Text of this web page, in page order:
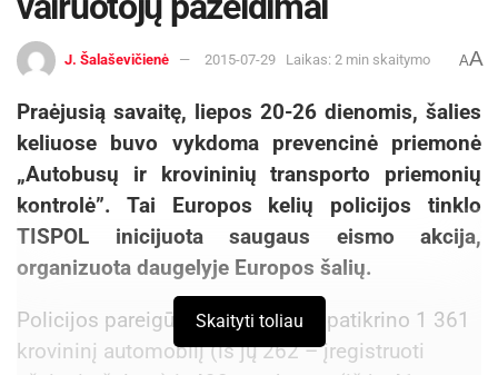
J. Šalaševičienė 2015-07-29 Laikas: 2 min skaitymo AA
Praėjusią savaitę, liepos 20-26 dienomis, šalies
keliuose buvo vykdoma prevencinė priemonė
„Autobusų ir krovininių transporto priemonių
kontrolė”. Tai Europos kelių policijos tinklo
TISPOL inicijuota saugaus eismo akcija,
organizuota daugelyje Europos šalių.
Policijos pareigūnai mūsų šalyje patikrino 1 361
krovininį automobilį (iš jų 262 – įregistruoti
Skaityti toliau